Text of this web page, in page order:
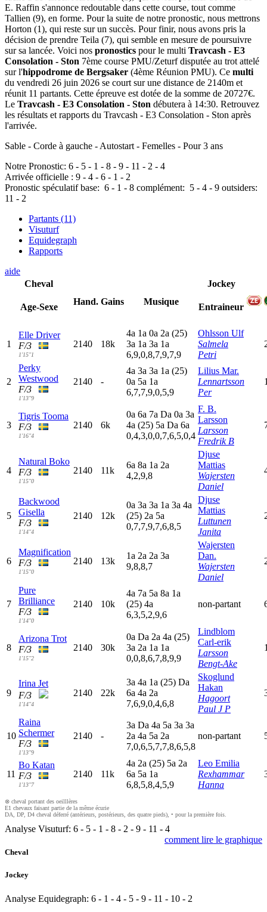
E. Raffin s'annonce redoutable dans cette course, tout comme
Tallien (9), en forme. Pour la suite de notre pronostic, nous mettrons
Horton (1), qui reste sur un succès. Pour finir, nous avons pris la
décision de prendre Teila (7), qui semble en mesure de poursuivre
sur sa lancée. Voici nos pronostics pour le multi Travcash - E3
Consolation - Ston 7ème course PMU/Zeturf disputée au trot attelé
sur l'hippodrome de Bergsaker (4ème Réunion PMU). Ce multi
du vendredi 26 juin 2026 se court sur une distance de 2140m et
réunit 11 partants. Cette épreuve est dotée de la somme de 20727€.
Le Travcash - E3 Consolation - Ston débutera à 14:30. Retrouvez
les résultats et rapports du Travcash - E3 Consolation - Ston après
l'arrivée.
Sable - Corde à gauche - Autostart - Femelles - Pour 3 ans
Notre Pronostic: 6 - 5 - 1 - 8 - 9 - 11 - 2 - 4
Arrivée officielle : 9 - 4 - 6 - 1 - 2
Pronostic spéculatif base: 6 - 1 - 8 complément: 5 - 4 - 9 outsiders:
11 - 2
Partants (11)
Visuturf
Equidegraph
Rapports
aide
Cheval
Age-Sexe
Hand. Gains Musique
Jockey
Entraineur
1
Elle Driver
F/3
1'15"1
2140 18k
4a 1a 0a 2a (25)
3a 1a 3a 1a
6,9,0,8,7,9,7,9
Ohlsson Ulf
Salmela
Petri
2
Perky
Westwood
F/3
1'13"9
2140 -
4a 3a 3a 1a (25)
0a 5a 1a
6,7,7,9,0,5,9
Lilius Mar.
Lennartsson
Per
3
Tigris Tooma
F/3
1'16"4
2140 6k
0a 6a 7a Da 0a 3a
4a (25) 5a Da 6a
0,4,3,0,0,7,6,5,0,4
F. B.
Larsson
Larsson
Fredrik B
4
Natural Boko
F/3
1'15"0
2140 11k
6a 8a 1a 2a
4,2,9,8
Djuse
Mattias
Wajersten
Daniel
5
Backwood
Gisella
F/3
1'14"4
2140 12k
0a 3a 3a 1a 3a 4a
(25) 2a 5a
0,7,7,9,7,6,8,5
Djuse
Mattias
Luttunen
Janita
6
Magnification
F/3
1'15"0
2140 13k
1a 2a 2a 3a
9,8,8,7
Wajersten
Dan.
Wajersten
Daniel
7
Pure
Brilliance
F/3
1'14"0
2140 10k
4a 7a 5a 8a 1a
(25) 4a
6,3,5,2,9,6
non-partant
8
Arizona Trot
F/3
1'15"2
2140 30k
0a Da 2a 4a (25)
3a 2a 1a 1a
0,0,8,6,7,8,9,9
Lindblom
Carl-erik
Larsson
Bengt-Ake
9
Irina Jet
F/3
1'14"4
2140 22k
3a 4a 1a (25) Da
6a 4a 2a
7,6,9,0,4,6,8
Skoglund
Hakan
Hagoort
Paul J P
10
Raina
Schermer
F/3
1'13"9
2140 -
3a Da 4a 5a 3a 3a
2a 4a 5a 2a
7,0,6,5,7,7,8,6,5,8
non-partant
11
Bo Katan
F/3
1'13"7
2140 11k
4a 2a (25) 5a 2a
6a 5a 1a
6,8,5,8,4,5,9
Leo Emilia
Rexhammar
Hanna
⊗ cheval portant des oeilllères
E1 chevaux faisant partie de la même écurie
DA, DP, D4 cheval déferré (antérieurs, postérieurs, des quatre pieds), • pour la première fois.
Analyse Visuturf: 6 - 5 - 1 - 8 - 2 - 9 - 11 - 4
comment lire le graphique
Cheval
Jockey
Analyse Equidegraph: 6 - 1 - 4 - 5 - 9 - 11 - 10 - 2